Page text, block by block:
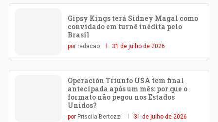
Gipsy Kings terá Sidney Magal como
convidado em turnê inédita pelo
Brasil
por redacao 31 de julho de 2026
Operación Triunfo USA tem final
antecipada após um mês: por que o
formato não pegou nos Estados
Unidos?
por Priscila Bertozzi 31 de julho de 2026